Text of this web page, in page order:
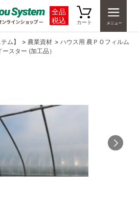
全品
税込
カート
ム】 > 農業資材 > ハウス用 農ＰＯフィルム
スター (加工品）